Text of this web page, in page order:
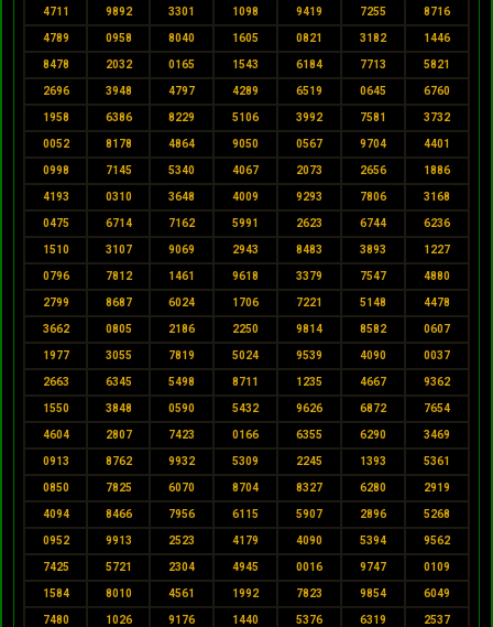
4711 9892 3301 1098 9419 7255 8716
4789 0958 8040 1605 0821 3182 1446
8478 2032 0165 1543 6184 7713 5821
2696 3948 4797 4289 6519 0645 6760
1958 6386 8229 5106 3992 7581 3732
0052 8178 4864 9050 0567 9704 4401
0998 7145 5340 4067 2073 2656 1886
4193 0310 3648 4009 9293 7806 3168
0475 6714 7162 5991 2623 6744 6236
1510 3107 9069 2943 8483 3893 1227
0796 7812 1461 9618 3379 7547 4880
2799 8687 6024 1706 7221 5148 4478
3662 0805 2186 2250 9814 8582 0607
1977 3055 7819 5024 9539 4090 0037
2663 6345 5498 8711 1235 4667 9362
1550 3848 0590 5432 9626 6872 7654
4604 2807 7423 0166 6355 6290 3469
0913 8762 9932 5309 2245 1393 5361
0850 7825 6070 8704 8327 6280 2919
4094 8466 7956 6115 5907 2896 5268
0952 9913 2523 4179 4090 5394 9562
7425 5721 2304 4945 0016 9747 0109
1584 8010 4561 1992 7823 9854 6049
7480 1026 9176 1440 5376 6319 2537